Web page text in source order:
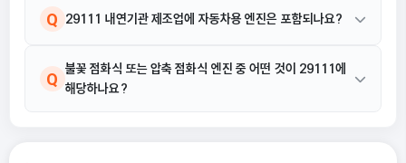
으로 정리합니다.
Q 29111 내연기관 제조업에 자동차용 엔진은 포함되나요?
A 아니요, 자동차용, 이륜차용, 항공기용 내연기관 제조는 제외됩니다.
이 산업코드는 선박용 피스톤 내연기관 제조 등 특정 용도에 국한됩
Q
불꽃 점화식 또는 압축 점화식 엔진 중 어떤 것이 29111에
해당하나요?